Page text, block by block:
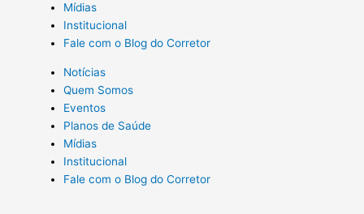
Mídias
Institucional
Fale com o Blog do Corretor
Notícias
Quem Somos
Eventos
Planos de Saúde
Mídias
Institucional
Fale com o Blog do Corretor